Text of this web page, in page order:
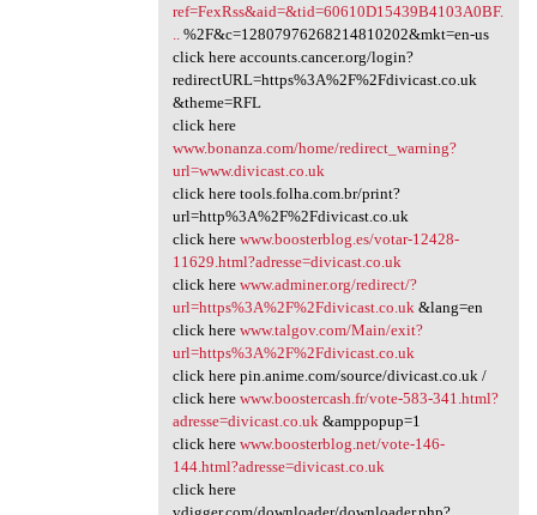
ref=FexRss&aid=&tid=60610D15439B4103A0BF.
..%2F&c=12807976268214810202&mkt=en-us
click here accounts.cancer.org/login?
redirectURL=https%3A%2F%2Fdivicast.co.uk
&theme=RFL
click here
www.bonanza.com/home/redirect_warning?
url=www.divicast.co.uk
click here tools.folha.com.br/print?
url=http%3A%2F%2Fdivicast.co.uk
click here www.boosterblog.es/votar-12428-
11629.html?adresse=divicast.co.uk
click here www.adminer.org/redirect/?
url=https%3A%2F%2Fdivicast.co.uk&lang=en
click here www.talgov.com/Main/exit?
url=https%3A%2F%2Fdivicast.co.uk
click here pin.anime.com/source/divicast.co.uk /
click here www.boostercash.fr/vote-583-341.html?
adresse=divicast.co.uk&amppopup=1
click here www.boosterblog.net/vote-146-
144.html?adresse=divicast.co.uk
click here